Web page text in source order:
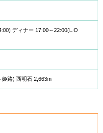
ディナー 17:00～22:00(L.O
路) 西明石 2,663m